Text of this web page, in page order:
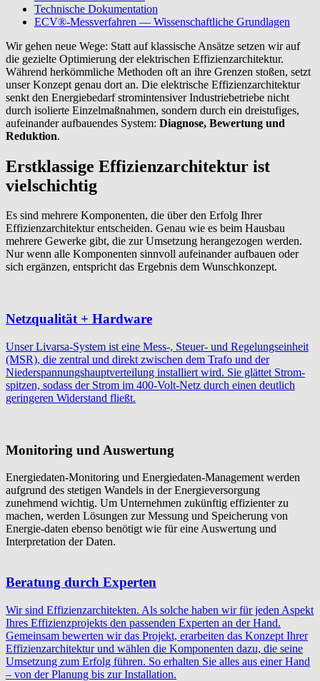
Technische Dokumentation
ECV®-Messverfahren — Wissenschaftliche Grundlagen
Wir gehen neue Wege: Statt auf klassische Ansätze setzen wir auf
die gezielte Optimierung der elektrischen Effizienzarchitektur.
Während herkömmliche Methoden oft an ihre Grenzen stoßen, setzt
unser Konzept genau dort an. Die elektrische Effizienzarchitektur
senkt den Energiebedarf stromintensiver Industriebetriebe nicht
durch isolierte Einzelmaßnahmen, sondern durch ein dreistufiges,
aufeinander aufbauendes System: Diagnose, Bewertung und
Reduktion.
Erstklassige Effizienzarchitektur ist
vielschichtig
Es sind mehrere Komponenten, die über den Erfolg Ihrer
Effizienzarchitektur entscheiden. Genau wie es beim Hausbau
mehrere Gewerke gibt, die zur Umsetzung herangezogen werden.
Nur wenn alle Komponenten sinnvoll aufeinander aufbauen oder
sich ergänzen, entspricht das Ergebnis dem Wunschkonzept.
Netzqualität + Hardware
Unser Livarsa-System ist eine Mess-, Steuer- und Regelungs­einheit
(MSR), die zentral und direkt zwischen dem Trafo und der
Niederspannungshauptverteilung installiert wird. Sie glättet Strom­
spitzen, sodass der Strom im 400-Volt-Netz durch einen deutlich
geringeren Widerstand fließt.
Monitoring und Auswertung
Energiedaten-Monitoring und Energiedaten-Management werden
aufgrund des stetigen Wandels in der Energieversorgung
zunehmend wichtig. Um Unternehmen zukünftig effizienter zu
machen, werden Lösungen zur Messung und Speicherung von
Energie-daten ebenso benötigt wie für eine Auswertung und
Interpretation der Daten.
Beratung durch Experten
Wir sind Effizienzarchitekten. Als solche haben wir für jeden Aspekt
Ihres Effizienzprojekts den passenden Experten an der Hand.
Gemeinsam bewerten wir das Projekt, erarbeiten das Konzept Ihrer
Effizienzarchitektur und wählen die Komponenten dazu, die seine
Umsetzung zum Erfolg führen. So erhalten Sie alles aus einer Hand
– von der Planung bis zur Installation.